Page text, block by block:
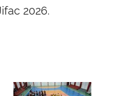
2026.